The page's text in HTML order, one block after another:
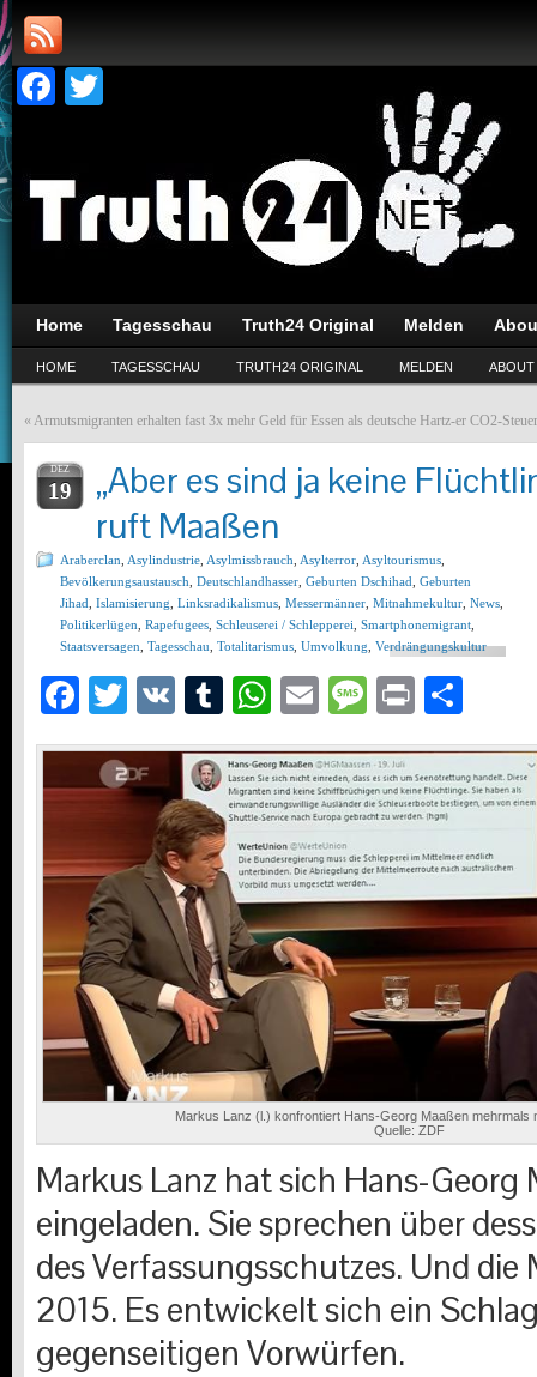
Facebook
Home Tagesschau Truth24 Original Melden
HOME TAGESSCHAU TRUTH24 ORIGINAL MELDEN ABOUT
« Armutsmigranten erhalten fast 3x mehr Geld für Essen als deutsche Hartz-er CO2-
DEZ
19
„Aber es sind ja keine
ruft Maaßen
Araberclan Asylindustrie Asylmissbrauch Asylterror Asyltourismus
Bevölkerungsaustausch Deutschlandhasser Geburten Dschihad Geburten
Jihad Islamisierung Linksradikalismus Messermänner Mitnahmekultur News
Politikerlügen Rapefugees Schleuserei / Schlepperei Smartphonemigrant
Staatsversagen Tagesschau Totalitarismus Umvolkung Verdrängungskultur
Facebook
Twitter
VK Tumblr
WhatsApp
EmailMessage
Print
Markus Lanz (l.) konfrontiert Hans-Georg Maaßen mehrmals
Quelle: ZDF
Markus Lanz hat sich Hans-Georg
eingeladen. Sie sprechen über
des Verfassungsschutzes. Und die
2015. Es entwickelt sich ein
gegenseitigen Vorwürfen.